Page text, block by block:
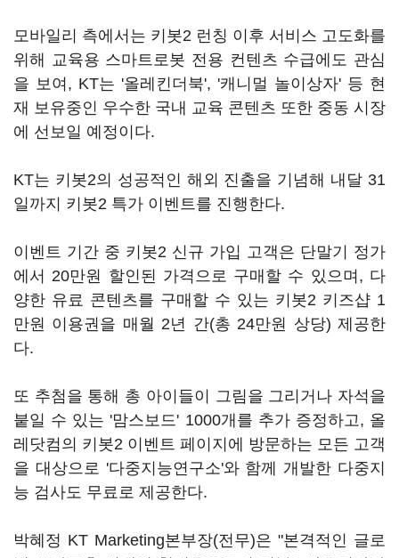
모바일리 측에서는 키봇2 런칭 이후 서비스 고도화를
위해 교육용 스마트로봇 전용 컨텐츠 수급에도 관심
을 보여, KT는 '올레킨더북', '캐니멀 놀이상자' 등 현
재 보유중인 우수한 국내 교육 콘텐츠 또한 중동 시장
에 선보일 예정이다.
KT는 키봇2의 성공적인 해외 진출을 기념해 내달 31
일까지 키봇2 특가 이벤트를 진행한다.
이벤트 기간 중 키봇2 신규 가입 고객은 단말기 정가
에서 20만원 할인된 가격으로 구매할 수 있으며, 다
양한 유료 콘텐츠를 구매할 수 있는 키봇2 키즈샵 1
만원 이용권을 매월 2년 간(총 24만원 상당) 제공한
다.
또 추첨을 통해 총 아이들이 그림을 그리거나 자석을
붙일 수 있는 '맘스보드' 1000개를 추가 증정하고, 올
레닷컴의 키봇2 이벤트 페이지에 방문하는 모든 고객
을 대상으로 '다중지능연구소'와 함께 개발한 다중지
능 검사도 무료로 제공한다.
박혜정 KT Marketing본부장(전무)은 "본격적인 글로